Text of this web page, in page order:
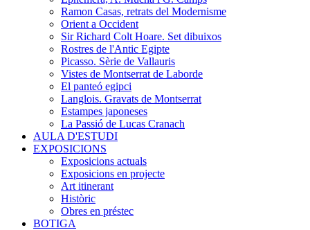
Ramon Casas, retrats del Modernisme
Orient a Occident
Sir Richard Colt Hoare. Set dibuixos
Rostres de l'Antic Egipte
Picasso. Sèrie de Vallauris
Vistes de Montserrat de Laborde
El panteó egipci
Langlois. Gravats de Montserrat
Estampes japoneses
La Passió de Lucas Cranach
AULA D'ESTUDI
EXPOSICIONS
Exposicions actuals
Exposicions en projecte
Art itinerant
Històric
Obres en préstec
BOTIGA